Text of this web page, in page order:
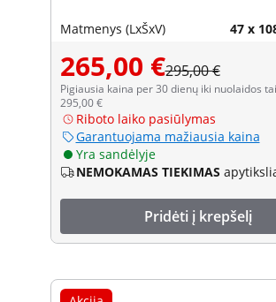
Matmenys (LxŠxV) 47 x
265,00 €295,00 €
Pigiausia kaina per 30 dienų iki nuolaidos
295,00 €
Riboto laiko pasiūlymas
Garantuojama mažiausia kaina
Yra sandėlyje
NEMOKAMAS TIEKIMAS
Pridėti į krepšelį